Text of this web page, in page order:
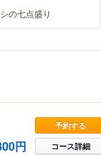
の七点盛り
円
予約する
コース詳細